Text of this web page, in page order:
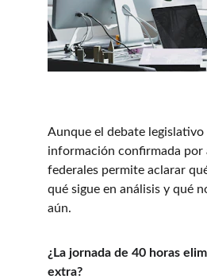
Aunque el debate legislativo
información confirmada por
federales permite aclarar
qué sigue en análisis y qué
aún.
¿La jornada de 40 horas
extra?